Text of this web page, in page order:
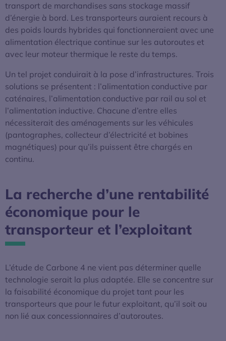
transport de marchandises sans stockage massif
d’énergie à bord. Les transporteurs auraient recours à
des poids lourds hybrides qui fonctionneraient avec une
alimentation électrique continue sur les autoroutes et
avec leur moteur thermique le reste du temps.
Un tel projet conduirait à la pose d’infrastructures. Trois
solutions se présentent : l’alimentation conductive par
caténaires, l’alimentation conductive par rail au sol et
l’alimentation inductive. Chacune d’entre elles
nécessiterait des aménagements sur les véhicules
(pantographes, collecteur d’électricité et bobines
magnétiques) pour qu’ils puissent être chargés en
continu.
La recherche d’une rentabilité
économique pour le
transporteur et l’exploitant
L’étude de Carbone 4 ne vient pas déterminer quelle
technologie serait la plus adaptée. Elle se concentre sur
la faisabilité économique du projet tant pour les
transporteurs que pour le futur exploitant, qu’il soit ou
non lié aux concessionnaires d’autoroutes.